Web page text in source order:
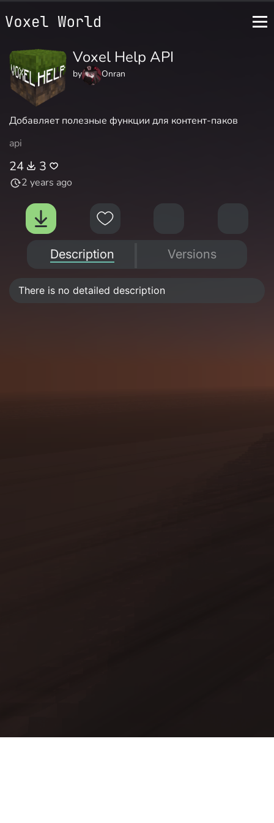
Voxel Help API
by Onran
Добавляет полезные функции для контент-паков
api
24 3
2 years ago
Description Versions
There is no detailed description